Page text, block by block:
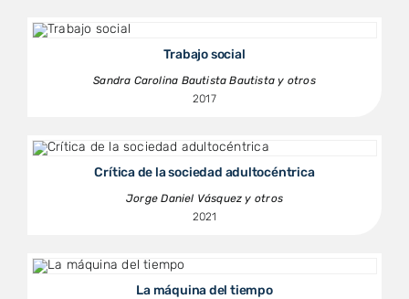
Trabajo social
Sandra Carolina Bautista Bautista y otros
2017
Crítica de la sociedad adultocéntrica
Jorge Daniel Vásquez y otros
2021
La máquina del tiempo